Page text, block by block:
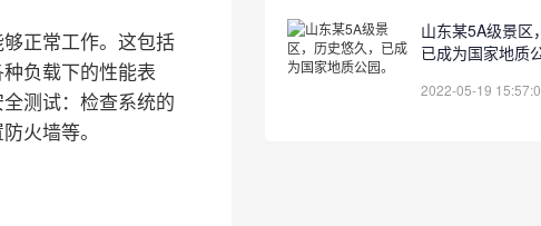
正常工作。这包括
负载下的性能表
全测试：检查系统的
火墙等。
山东某5A级景区
已成为国家地质
2022-05-19